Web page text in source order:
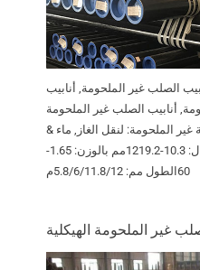
الصلب غير الملحومة, أنابيب
أنابيب الصلب غير الملحومة
غير الملحومة: لنقل الغاز, ماء &
زيت لحجم نقل السوائل: ل: 10.3-1219.2مم بالوزن: 1.65-
60الطول مم: 5.8/6/11.8/12م
غير الملحومة الهيكلية